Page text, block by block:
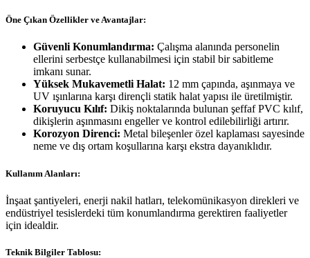
Öne Çıkan Özellikler ve Avantajlar:
Güvenli Konumlandırma: Çalışma alanında personelin
ellerini serbestçe kullanabilmesi için stabil bir sabitleme
imkanı sunar.
Yüksek Mukavemetli Halat: 12 mm çapında, aşınmaya ve
UV ışınlarına karşı dirençli statik halat yapısı ile üretilmiştir.
Koruyucu Kılıf: Dikiş noktalarında bulunan şeffaf PVC kılıf,
dikişlerin aşınmasını engeller ve kontrol edilebilirliği artırır.
Korozyon Direnci: Metal bileşenler özel kaplaması sayesinde
neme ve dış ortam koşullarına karşı ekstra dayanıklıdır.
Kullanım Alanları:
İnşaat şantiyeleri, enerji nakil hatları, telekomünikasyon direkleri ve
endüstriyel tesislerdeki tüm konumlandırma gerektiren faaliyetler
için idealdir.
Teknik Bilgiler Tablosu: